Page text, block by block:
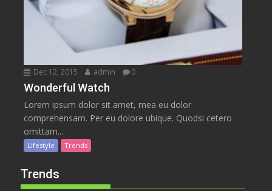
Dec 12, 2015 admin 0
Wonderful Watch
Lorem ipsum dolor sit amet, mea eu dolor
comprehensam. Per eu dolore ubique. Quodsi cetero
omittam...
Lifestyle Trends
Trends